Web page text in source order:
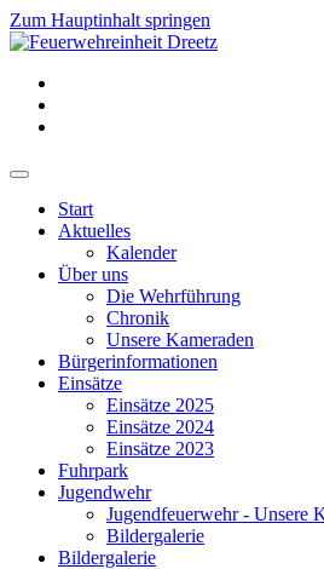
Zum Hauptinhalt springen
Start
Aktuelles
Kalender
Über uns
Die Wehrführung
Chronik
Unsere Kameraden
Bürgerinformationen
Einsätze
Einsätze 2025
Einsätze 2024
Einsätze 2023
Fuhrpark
Jugendwehr
Jugendfeuerwehr - Unsere
Bildergalerie
Bildergalerie